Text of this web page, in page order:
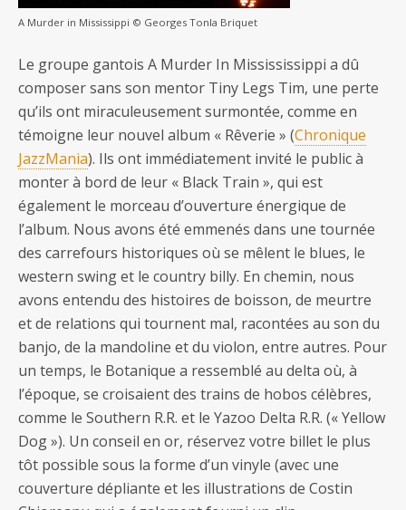
A Murder in Mississippi © Georges Tonla Briquet
Le groupe gantois A Murder In Missississippi a dû
composer sans son mentor Tiny Legs Tim, une perte
qu’ils ont miraculeusement surmontée, comme en
témoigne leur nouvel album « Rêverie » (Chronique
JazzMania). Ils ont immédiatement invité le public à
monter à bord de leur « Black Train », qui est
également le morceau d’ouverture énergique de
l’album. Nous avons été emmenés dans une tournée
des carrefours historiques où se mêlent le blues, le
western swing et le country billy. En chemin, nous
avons entendu des histoires de boisson, de meurtre
et de relations qui tournent mal, racontées au son du
banjo, de la mandoline et du violon, entre autres. Pour
un temps, le Botanique a ressemblé au delta où, à
l’époque, se croisaient des trains de hobos célèbres,
comme le Southern R.R. et le Yazoo Delta R.R. (« Yellow
Dog »). Un conseil en or, réservez votre billet le plus
tôt possible sous la forme d’un vinyle (avec une
couverture dépliante et les illustrations de Costin